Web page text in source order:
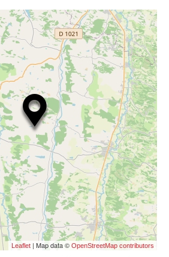
Leaflet | Map data © OpenStreetMap contributors